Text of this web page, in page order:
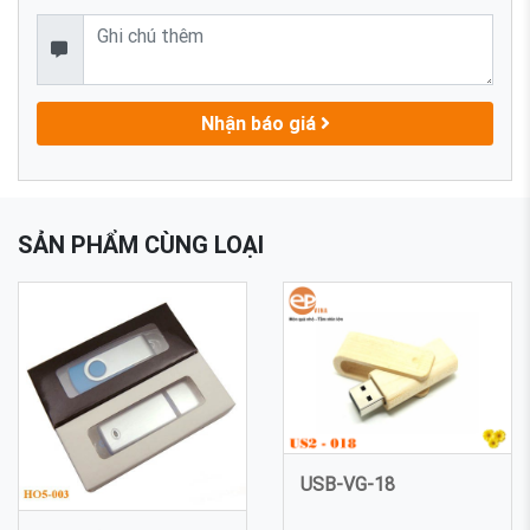
Nhận báo giá
SẢN PHẨM CÙNG LOẠI
USB-VG-18